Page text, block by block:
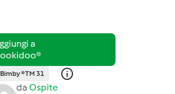
Bimby ® TM 31
da Ospite